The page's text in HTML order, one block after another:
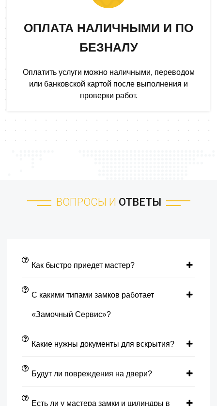
ОПЛАТА НАЛИЧНЫМИ И ПО
БЕЗНАЛУ
Оплатить услуги можно наличными, переводом
или банковской картой после выполнения и
проверки работ.
ВОПРОСЫ И ОТВЕТЫ
Как быстро приедет мастер?
С какими типами замков работает
«Замочный Сервис»?
Какие нужны документы для вскрытия?
Будут ли повреждения на двери?
Есть ли у мастера замки и цилиндры в